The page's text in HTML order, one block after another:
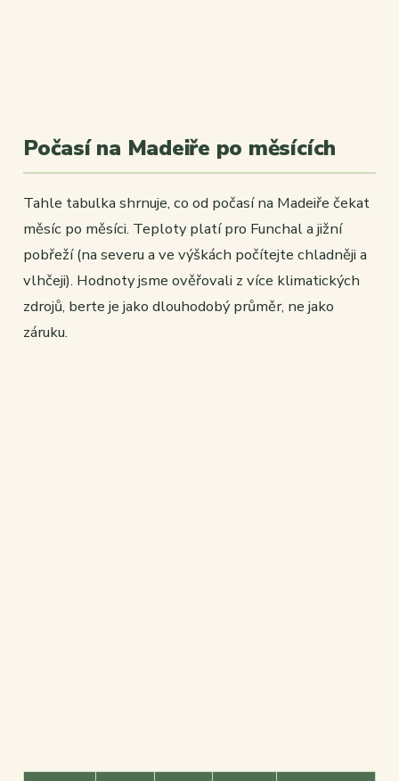
Počasí na Madeiře po měsících
Tahle tabulka shrnuje, co od počasí na Madeiře čekat
měsíc po měsíci. Teploty platí pro Funchal a jižní
pobřeží (na severu a ve výškách počítejte chladněji a
vlhčeji). Hodnoty jsme ověřovali z více klimatických
zdrojů, berte je jako dlouhodobý průměr, ne jako
záruku.